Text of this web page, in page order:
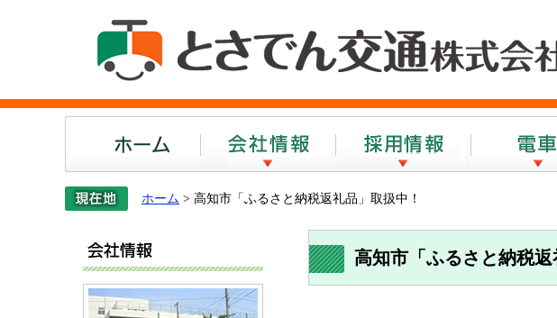
ホーム > 高知市「ふるさと納税返礼品」取扱中！
高知市「ふるさと納税返